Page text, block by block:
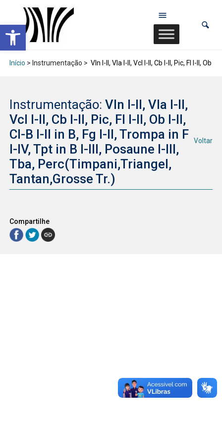
Abrir a barra de ferramentas
Início > Instrumentação > Vln I-II, Vla I-II, Vcl I-II, Cb I-II, Pic, Fl I-II, Ob
Instrumentação: Vln I-II, Vla I-II,
Vcl I-II, Cb I-II, Pic, Fl I-II, Ob I-II,
Cl-B I-II in B, Fg I-II, Trompa in F
I-IV, Tpt in B I-III, Posaune I-III,
Tba, Perc(Timpani,Triangel,
Tantan,Grosse Tr.)
Voltar
Compartilhe